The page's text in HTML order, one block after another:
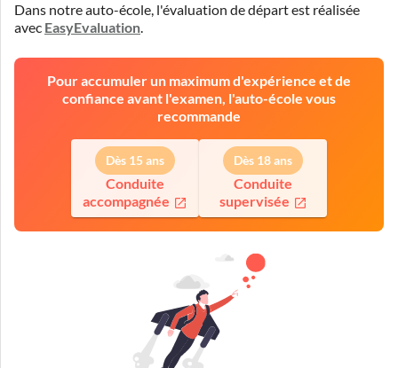
Dans notre auto-école, l'évaluation de départ est réalisée
avec EasyEvaluation.
Pour accumuler un maximum d'expérience et de
confiance avant l'examen, l'auto-école vous
recommande
Dès 15 ans
Conduite
accompagnée
Dès 18 ans
Conduite
supervisée